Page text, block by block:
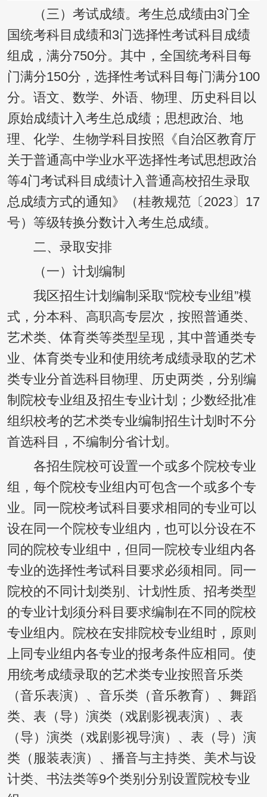
（三）考试成绩。考生总成绩由3门全
国统考科目成绩和3门选择性考试科目成绩
组成，满分750分。其中，全国统考科目每
门满分150分，选择性考试科目每门满分100
分。语文、数学、外语、物理、历史科目以
原始成绩计入考生总成绩；思想政治、地
理、化学、生物学科目按照《自治区教育厅
关于普通高中学业水平选择性考试思想政治
等4门考试科目成绩计入普通高校招生录取
总成绩方式的通知》（桂教规范〔2023〕17
号）等级转换分数计入考生总成绩。
二、录取安排
（一）计划编制
我区招生计划编制采取“院校专业组”模
式，分本科、高职高专层次，按照普通类、
艺术类、体育类等类型呈现，其中普通类专
业、体育类专业和使用统考成绩录取的艺术
类专业分首选科目物理、历史两类，分别编
制院校专业组及招生专业计划；少数经批准
组织校考的艺术类专业编制招生计划时不分
首选科目，不编制分省计划。
各招生院校可设置一个或多个院校专业
组，每个院校专业组内可包含一个或多个专
业。同一院校考试科目要求相同的专业可以
设在同一个院校专业组内，也可以分设在不
同的院校专业组中，但同一院校专业组内各
专业的选择性考试科目要求必须相同。同一
院校的不同计划类别、计划性质、招考类型
的专业计划须分科目要求编制在不同的院校
专业组内。院校在安排院校专业组时，原则
上同专业组内各专业的报考条件应相同。使
用统考成绩录取的艺术类专业按照音乐类
（音乐表演）、音乐类（音乐教育）、舞蹈
类、表（导）演类（戏剧影视表演）、表
（导）演类（戏剧影视导演）、表（导）演
类（服装表演）、播音与主持类、美术与设
计类、书法类等9个类别分别设置院校专业